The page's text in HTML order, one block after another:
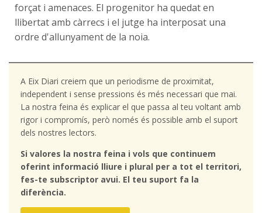
forçat i amenaces. El progenitor ha quedat en
llibertat amb càrrecs i el jutge ha interposat una
ordre d'allunyament de la noia.
A Eix Diari creiem que un periodisme de proximitat,
independent i sense pressions és més necessari que mai.
La nostra feina és explicar el que passa al teu voltant amb
rigor i compromís, però només és possible amb el suport
dels nostres lectors.
Si valores la nostra feina i vols que continuem
oferint informació lliure i plural per a tot el territori,
fes-te subscriptor avui. El teu suport fa la
diferència.